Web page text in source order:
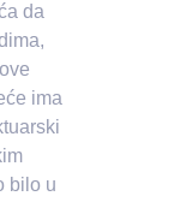
da
ima
bilo u